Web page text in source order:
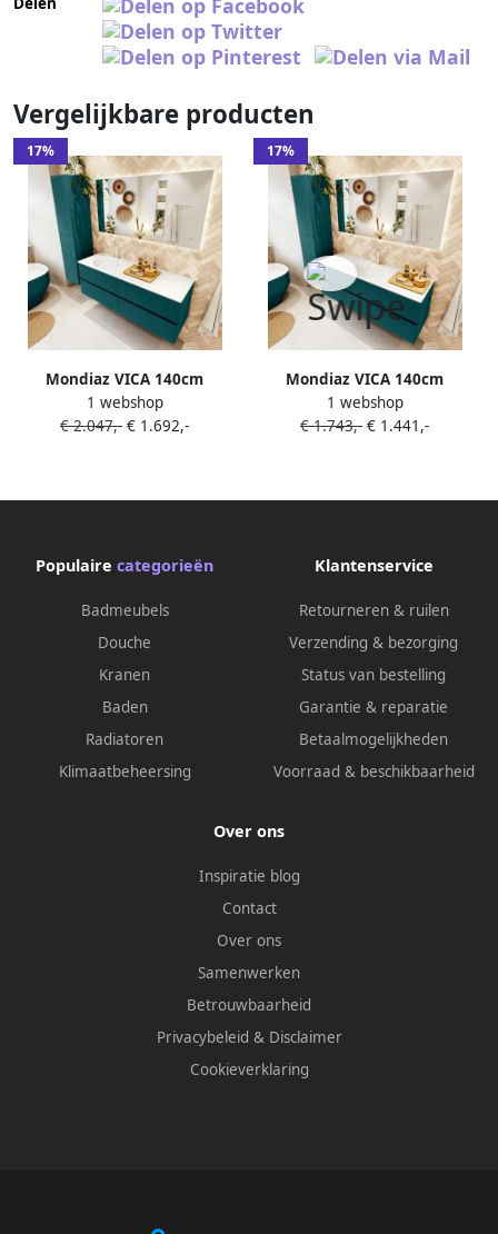
Vergelijkbare producten
17%
Mondiaz VICA 140cm
badmeubel onderkast Smag
4 lades. Wastafel MOON
1 webshop
€ 2.047,- € 1.692,-
17%
Mondiaz VICA 140cm
badmeubel onderkast Smag
2 lades. Wastafel MOON
1 webshop
€ 1.743,- € 1.441,-
Populaire categorieën
Badmeubels
Douche
Kranen
Baden
Radiatoren
Klimaatbeheersing
Klantenservice
Retourneren & ruilen
Verzending & bezorging
Status van bestelling
Garantie & reparatie
Betaalmogelijkheden
Voorraad & beschikbaarheid
Over ons
Inspiratie blog
Contact
Over ons
Samenwerken
Betrouwbaarheid
Privacybeleid & Disclaimer
Cookieverklaring